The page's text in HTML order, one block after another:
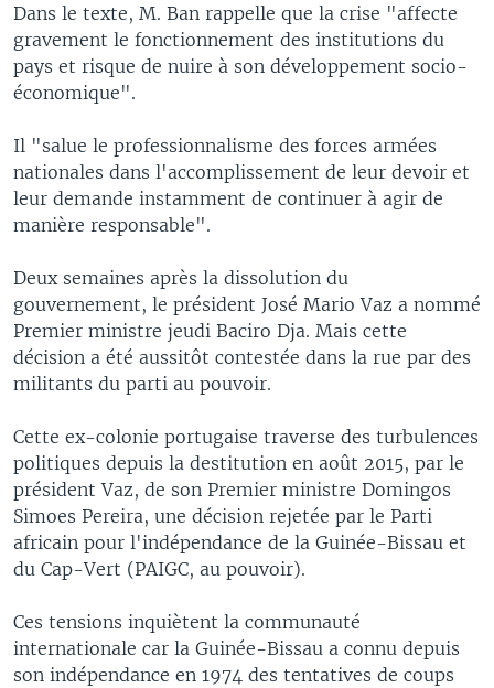
Dans le texte, M. Ban rappelle que la crise "affecte
gravement le fonctionnement des institutions du
pays et risque de nuire à son développement socio-
économique".
Il "salue le professionnalisme des forces armées
nationales dans l'accomplissement de leur devoir et
leur demande instamment de continuer à agir de
manière responsable".
Deux semaines après la dissolution du
gouvernement, le président José Mario Vaz a nommé
Premier ministre jeudi Baciro Dja. Mais cette
décision a été aussitôt contestée dans la rue par des
militants du parti au pouvoir.
Cette ex-colonie portugaise traverse des turbulences
politiques depuis la destitution en août 2015, par le
président Vaz, de son Premier ministre Domingos
Simoes Pereira, une décision rejetée par le Parti
africain pour l'indépendance de la Guinée-Bissau et
du Cap-Vert (PAIGC, au pouvoir).
Ces tensions inquiètent la communauté
internationale car la Guinée-Bissau a connu depuis
son indépendance en 1974 des tentatives de coups